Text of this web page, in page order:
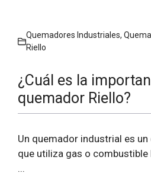
Quemadores Industriales,
Riello
¿Cuál es la
quemador Riello?
Un quemador industrial es
que utiliza gas o
...